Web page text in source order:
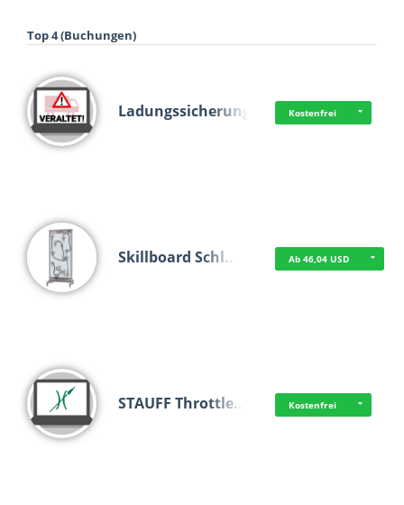
Top 4 (Buchungen)
Ladungssicherung Kostenfrei
Skillboard Schl… Ab 46,04 USD
STAUFF Throttle… Kostenfrei